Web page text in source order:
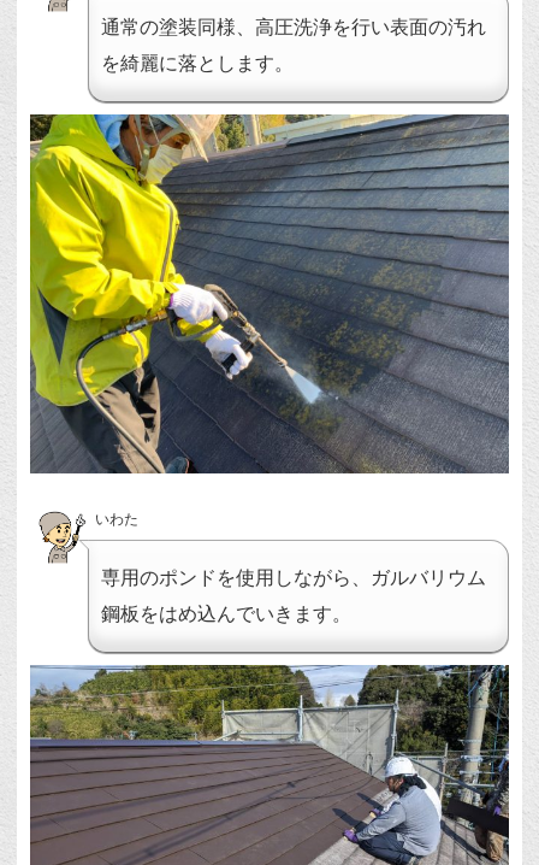
通常の塗装同様、高圧洗浄を行い表面の汚れ
を綺麗に落とします。
いわた
専用のポンドを使用しながら、ガルバリウム
鋼板をはめ込んでいきます。